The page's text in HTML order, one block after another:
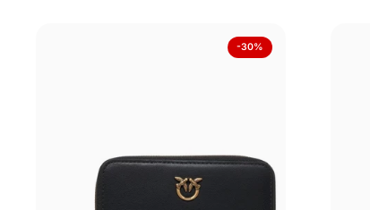
-30%